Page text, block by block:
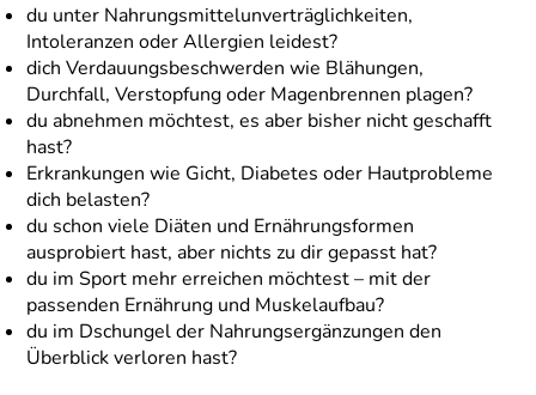
du unter Nahrungsmittelunverträglichkeiten,
Intoleranzen oder Allergien leidest?
dich Verdauungsbeschwerden wie Blähungen,
Durchfall, Verstopfung oder Magenbrennen plagen?
du abnehmen möchtest, es aber bisher nicht geschafft
hast?
Erkrankungen wie Gicht, Diabetes oder Hautprobleme
dich belasten?
du schon viele Diäten und Ernährungsformen
ausprobiert hast, aber nichts zu dir gepasst hat?
du im Sport mehr erreichen möchtest – mit der
passenden Ernährung und Muskelaufbau?
du im Dschungel der Nahrungsergänzungen den
Überblick verloren hast?